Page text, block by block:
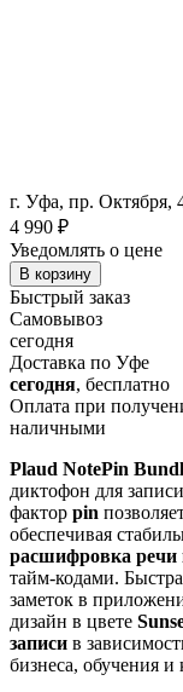
г. Уфа, пр. Октября,
4 990 ₽
Уведомлять о цене
В корзину
Быстрый заказ
Самовывоз
сегодня
Доставка по Уфе
сегодня, бесплатно
Оплата при
наличными
Plaud NotePin
диктофон для
фактор pin
обеспечивая
расшифровка речи
тайм-кодами.
заметок в
дизайн в цвете
записи в
бизнеса, обучения и